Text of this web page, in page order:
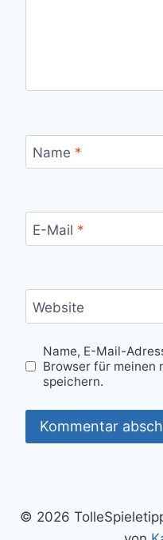
Name *
E-Mail *
Website
Name, E-Mail-
Browser für meinen
speichern.
© 2026